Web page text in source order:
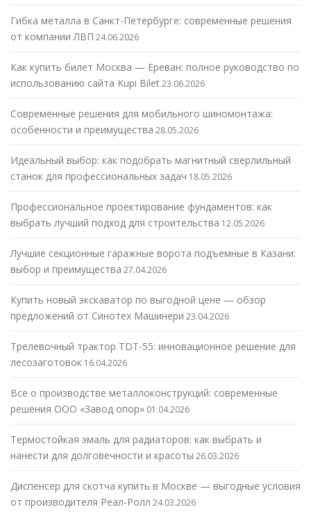
Гибка металла в Санкт-Петербурге: современные решения
от компании ЛВП 24.06.2026
Как купить билет Москва — Ереван: полное руководство по
использованию сайта Kupi Bilet23.06.2026
Современные решения для мобильного шиномонтажа:
особенности и преимущества 28.05.2026
Идеальный выбор: как подобрать магнитный сверлильный
станок для профессиональных задач 18.05.2026
Профессиональное проектирование фундаментов: как
выбрать лучший подход для строительства 12.05.2026
Лучшие секционные гаражные ворота подъемные в Казани:
выбор и преимущества 27.04.2026
Купить новый экскаватор по выгодной цене — обзор
предложений от Синотех Машинери 23.04.2026
Трелевочный трактор TDT-55: инновационное решение для
лесозаготовок 16.04.2026
Все о производстве металлоконструкций: современные
решения ООО «Завод опор» 01.04.2026
Термостойкая эмаль для радиаторов: как выбрать и
нанести для долговечности и красоты 26.03.2026
Диспенсер для скотча купить в Москве — выгодные условия
от производителя Реал-Ролл 24.03.2026